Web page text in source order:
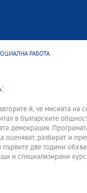
РАБОТА
й, че мисията на
в българските
демокрация.
разбират и
две години
и специализирани